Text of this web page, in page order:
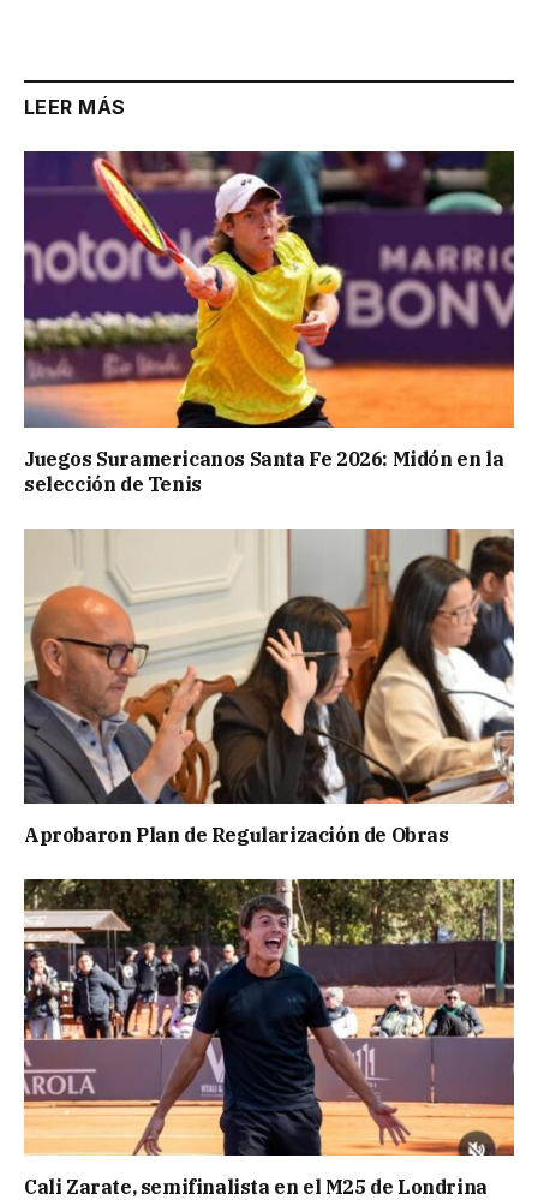
LEER MÁS
Juegos Suramericanos Santa Fe 2026: Midón en la
selección de Tenis
Aprobaron Plan de Regularización de Obras
Cali Zarate, semifinalista en el M25 de Londrina